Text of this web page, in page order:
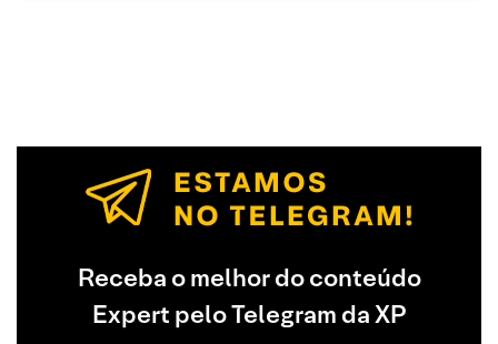
Receba o melhor do conteúdo
Expert pelo Telegram da XP